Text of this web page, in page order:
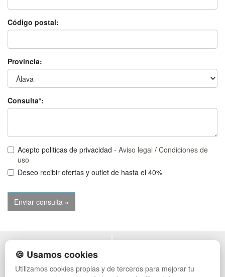
Código postal:
Provincia:
Consulta*:
Acepto politicas de privacidad - Aviso legal / Condiciones de
uso
Deseo recibir ofertas y outlet de hasta el 40%
POLÍTICA DE PRIVACIDAD
CONDICIONES DE USO
CAMBIOS Y DEVOLUCIONES
MUEBLES VINTAGE
🍪 Usamos cookies
Utilizamos cookies propias y de terceros para mejorar tu